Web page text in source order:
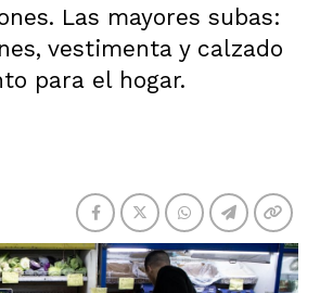
Las mayores subas:
vestimenta y calzado
para el hogar.